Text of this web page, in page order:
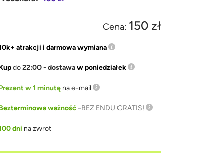
Cena: 150 zł
atrakcji i darmowa wymiana
do22:00 - dostawaw poniedziałek
w 1 minutę na e-mail
ważność-BEZ ENDU GRATIS!
dni na zwrot